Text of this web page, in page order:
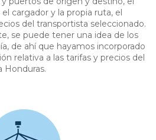
cargador y la propia ruta, el
del transportista seleccionado.
se puede tener una idea de los
de ahí que hayamos incorporado
relativa a las tarifas y precios del
Honduras.